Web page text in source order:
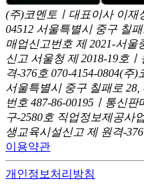
(주)코멘토ㅣ대표이사 이재
04512 서울특별시 중구 칠
매업신고번호 제 2021-서울
신고 서울청 제 2018-19호
격-376호 070-4154-0804(주)
서울특별시 중구 칠패로
번호 487-86-00195ㅣ통신
구-2580호 직업정보제공사
생교육시설신고 제 원격-
이용약관
개인정보처리방침